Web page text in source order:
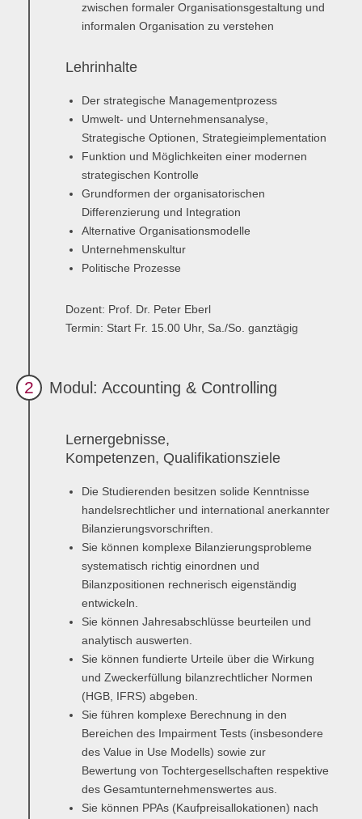
Wind Energy Systems (WES) - Diploma of Advanced Studies
Anmelden Übersicht
Digital Business
Übersicht
Marketing & Sales
Übersicht
Innovation & Entrepreneurship
Anmelden Übersicht
Planung des ÖPNV
Übersicht
Übersicht
Betrieb, Technik und Verkehrsmanagement des ÖPNV
Planung, Betrieb und Steuerung von Produktions- und
Logistiksystemen
Qualitätsmanagement in Entwicklung, Planung, Produktion und
Informationsmanagement in Produktion und Logistik
BWL-Kompakt
zwischen formaler Organisationsgestaltung und
informalen Organisation zu verstehen
Lehrinhalte
Der strategische Managementprozess
Umwelt- und Unternehmensanalyse,
Strategische Optionen, Strategieimplementation
Funktion und Möglichkeiten einer modernen
strategischen Kontrolle
Grundformen der organisatorischen
Differenzierung und Integration
Alternative Organisationsmodelle
Unternehmenskultur
Politische Prozesse
Dozent: Prof. Dr. Peter Eberl
Termin: Start Fr. 15.00 Uhr, Sa./So. ganztägig
2 Modul: Accounting & Controlling
Lernergebnisse,
Kompetenzen, Qualifikationsziele
Die Studierenden besitzen solide Kenntnisse
handelsrechtlicher und international anerkannter
Bilanzierungsvorschriften.
Sie können komplexe Bilanzierungsprobleme
systematisch richtig einordnen und
Bilanzpositionen rechnerisch eigenständig
entwickeln.
Sie können Jahresabschlüsse beurteilen und
analytisch auswerten.
Sie können fundierte Urteile über die Wirkung
und Zweckerfüllung bilanzrechtlicher Normen
(HGB, IFRS) abgeben.
Sie führen komplexe Berechnung in den
Bereichen des Impairment Tests (insbesondere
des Value in Use Modells) sowie zur
Bewertung von Tochtergesellschaften respektive
des Gesamtunternehmenswertes aus.
Sie können PPAs (Kaufpreisallokationen) nach